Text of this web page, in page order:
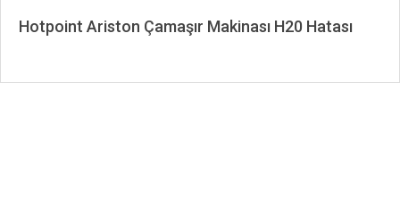
Hotpoint Ariston Çamaşır Makinası H20 Hatası